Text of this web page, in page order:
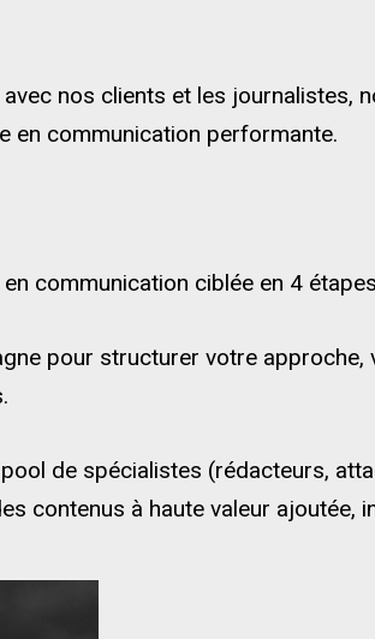
nos clients et les journalistes,
en communication performante.
communication ciblée en 4
pour structurer votre
de spécialistes (rédacteurs,
contenus à haute valeur ajoutée,